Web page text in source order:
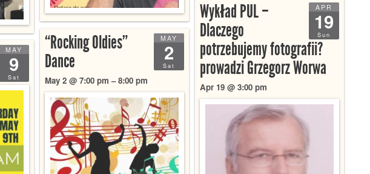
APR
19
Sun
Wykład PUL –
Dlaczego
potrzebujemy fotografii?
prowadzi Grzegorz Worwa
Apr 19 @ 3:00 pm
MAY
2
Sat
“Rocking Oldies”
Dance
May 2 @ 7:00 pm – 8:00 pm
MAY
9
Sat